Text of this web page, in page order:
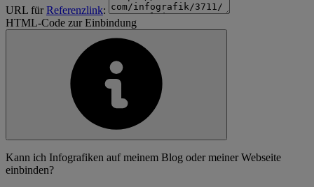
URL fürReferenzlink:
HTML-Code zur Einbindung
Kann ich Infografiken auf meinem Blog oder meiner Webseite
einbinden?